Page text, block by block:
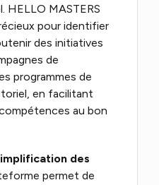
HELLO MASTERS
pour identifier
des initiatives
de
programmes de
en facilitant
au bon
des
permet de